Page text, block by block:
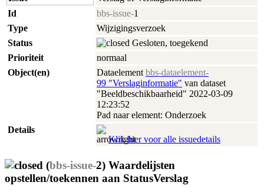
Id
bbs-issue-1
Type
Wijzigingsverzoek
Status
Gesloten, toegekend
Prioriteit
normaal
Object(en)
Dataelementbbs-dataelement-
99 "Verslaginformatie" van dataset
"Beeldbeschikbaarheid" 2022‑03‑09
12:23:52
Pad naar element: Onderzoek
Details
Klik hier voor alle issuedetails
(bbs-issue-2) Waardelijsten
opstellen/toekennen aan StatusVerslag